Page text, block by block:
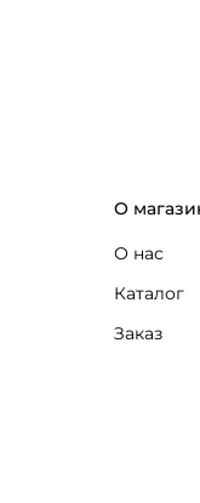
О
О нас
Каталог
Заказ